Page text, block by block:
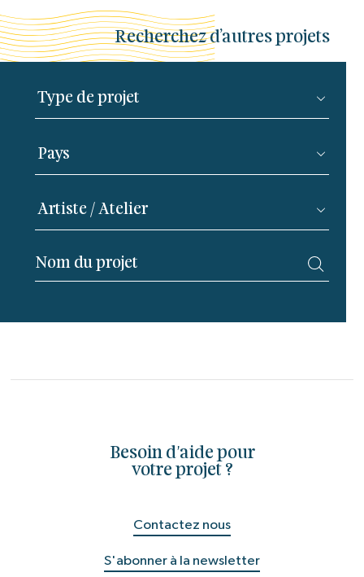
Recherchez d’autres projets
Besoin d'aide pour
votre projet ?
Contactez nous
S'abonner à la newsletter